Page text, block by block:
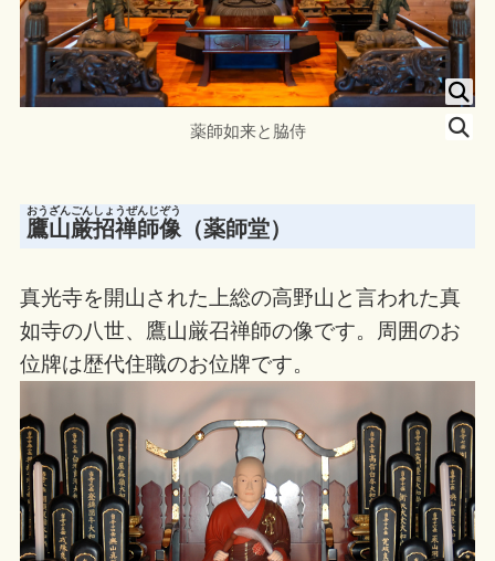
薬師如来と脇侍
鷹山厳招禅師像
おうざんごんしょうぜんじぞう
（薬師堂）
真光寺を開山された上総の高野山と言われた真
如寺の八世、鷹山厳召禅師の像です。周囲のお
位牌は歴代住職のお位牌です。